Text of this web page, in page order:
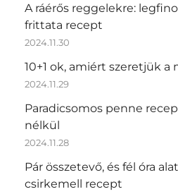
A ráérős reggelekre:
frittata recept
2024.11.30
10+1 ok, amiért szeretjük
2024.11.29
Paradicsomos penne
nélkül
2024.11.28
Pár összetevő, és fél óra
csirkemell recept